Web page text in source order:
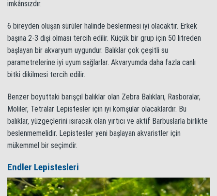
imkânsızdır.
6 bireyden oluşan sürüler halinde beslenmesi iyi olacaktır. Erkek
başına 2-3 dişi olması tercih edilir. Küçük bir grup için 50 litreden
başlayan bir akvaryum uygundur. Balıklar çok çeşitli su
parametrelerine iyi uyum sağlarlar. Akvaryumda daha fazla canlı
bitki dikilmesi tercih edilir.
Benzer boyuttaki barışçıl balıklar olan Zebra Balıkları, Rasboralar,
Moliler, Tetralar Lepistesler için iyi komşular olacaklardır. Bu
balıklar, yüzgeçlerini ısıracak olan yırtıcı ve aktif Barbuslarla birlikte
beslenmemelidir. Lepistesler yeni başlayan akvaristler için
mükemmel bir seçimdir.
Endler Lepistesleri